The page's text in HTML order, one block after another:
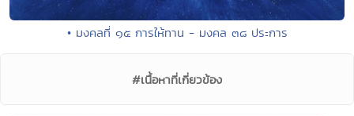
• มงคลที่ ๑๕ การให้ทาน - มงคล ๓๘ ประการ
#เนื้อหาที่เกี่ยวข้อง